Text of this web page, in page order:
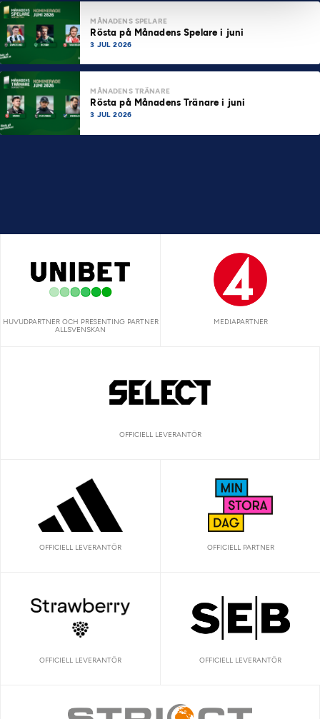
MÅNADENS SPELARE
Rösta på Månadens Spelare i juni
3 JUL 2026
MÅNADENS TRÄNARE
Rösta på Månadens Tränare i juni
3 JUL 2026
HUVUDPARTNER OCH PRESENTING PARTNER
ALLSVENSKAN
MEDIAPARTNER
OFFICIELL LEVERANTÖR
OFFICIELL LEVERANTÖR OFFICIELL PARTNER
OFFICIELL LEVERANTÖR OFFICIELL LEVERANTÖR